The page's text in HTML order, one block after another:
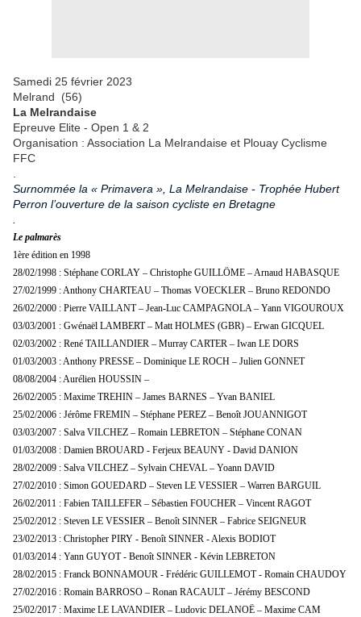
Samedi 25 février 2023
Melrand (56)
La Melrandaise
Epreuve Elite - Open 1 & 2
Organisation : Association La Melrandaise et Plouay Cyclisme
FFC
Surnommée la « Primavera », La Melrandaise - Trophée Hubert
Perron l’ouverture de la saison cycliste en Bretagne
Le palmarès
1ère édition en 1998
28/02/1998 : Stéphane CORLAY – Christophe GUILLÖME – Arnaud HABASQUE
27/02/1999 : Anthony CHARTEAU – Thomas VOECKLER – Bruno REDONDO
26/02/2000 : Pierre VAILLANT – Jean-Luc CAMPAGNOLA – Yann VIGOUROUX
03/03/2001 : Gwénaël LAMBERT – Matt HOLMES (GBR) – Erwan GICQUEL
02/03/2002 : René TAILLANDIER – Murray CARTER – Iwan LE DORS
01/03/2003 : Anthony PRESSE – Dominique LE ROCH – Julien GONNET
08/08/2004 : Aurélien HOUSSIN –
26/02/2005 : Maxime TREHIN – James BARNES – Yvan BANIEL
25/02/2006 : Jérôme FREMIN – Stéphane PEREZ – Benoît JOUANNIGOT
03/03/2007 : Salva VILCHEZ – Romain LEBRETON – Stéphane CONAN
01/03/2008 : Damien BROUARD - Ferjeux BEAUNY - David DANION
28/02/2009 : Salva VILCHEZ – Sylvain CHEVAL – Yoann DAVID
27/02/2010 : Simon GOUEDARD – Steven LE VESSIER – Warren BARGUIL
26/02/2011 : Fabien TAILLEFER – Sébastien FOUCHER – Vincent RAGOT
25/02/2012 : Steven LE VESSIER – Benoît SINNER – Fabrice SEIGNEUR
23/02/2013 : Christopher PIRY - Benoît SINNER - Alexis BODIOT
01/03/2014 : Yann GUYOT - Benoît SINNER - Kévin LEBRETON
28/02/2015 : Franck BONNAMOUR - Frédéric GUILLEMOT - Romain CHAUDOY
27/02/2016 : Romain BARROSO – Ronan RACAULT – Jérémy BESCOND
25/02/2017 : Maxime LE LAVANDIER – Ludovic DELANOË – Maxime CAM